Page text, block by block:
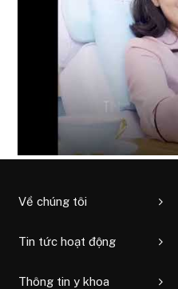
Về chúng tôi
Tin tức hoạt động
Thông tin y khoa